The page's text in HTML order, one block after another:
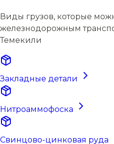
Виды грузов, которые
железнодорожным
Темекили
Закладные детали
Нитроаммофоска
Свинцово-цинковая руда